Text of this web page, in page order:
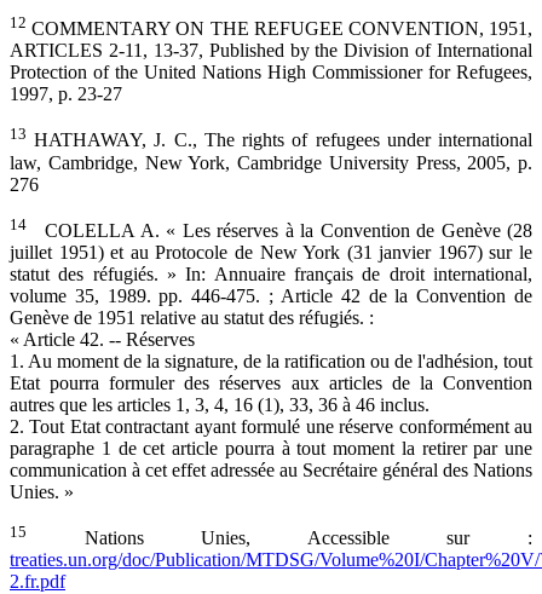
12 COMMENTARY ON THE REFUGEE CONVENTION, 1951,
ARTICLES 2-11, 13-37, Published by the Division of International
Protection of the United Nations High Commissioner for Refugees,
1997, p. 23-27
13 HATHAWAY, J. C., The rights of refugees under international
law, Cambridge, New York, Cambridge University Press, 2005, p.
276
14
COLELLA A. « Les réserves à la Convention de Genève (28
juillet 1951) et au Protocole de New York (31 janvier 1967) sur le
statut des réfugiés. » In: Annuaire français de droit international,
volume 35, 1989. pp. 446-475. ; Article 42 de la Convention de
Genève de 1951 relative au statut des réfugiés. :
« Article 42. -- Réserves
1. Au moment de la signature, de la ratification ou de l'adhésion, tout
Etat pourra formuler des réserves aux articles de la Convention
autres que les articles 1, 3, 4, 16 (1), 33, 36 à 46 inclus.
2. Tout Etat contractant ayant formulé une réserve conformément au
paragraphe 1 de cet article pourra à tout moment la retirer par une
communication à cet effet adressée au Secrétaire général des Nations
Unies. »
15
Nations Unies, Accessible sur :
treaties.un.org/doc/Publication/MTDSG/Volume%20I/
2.fr.pdf